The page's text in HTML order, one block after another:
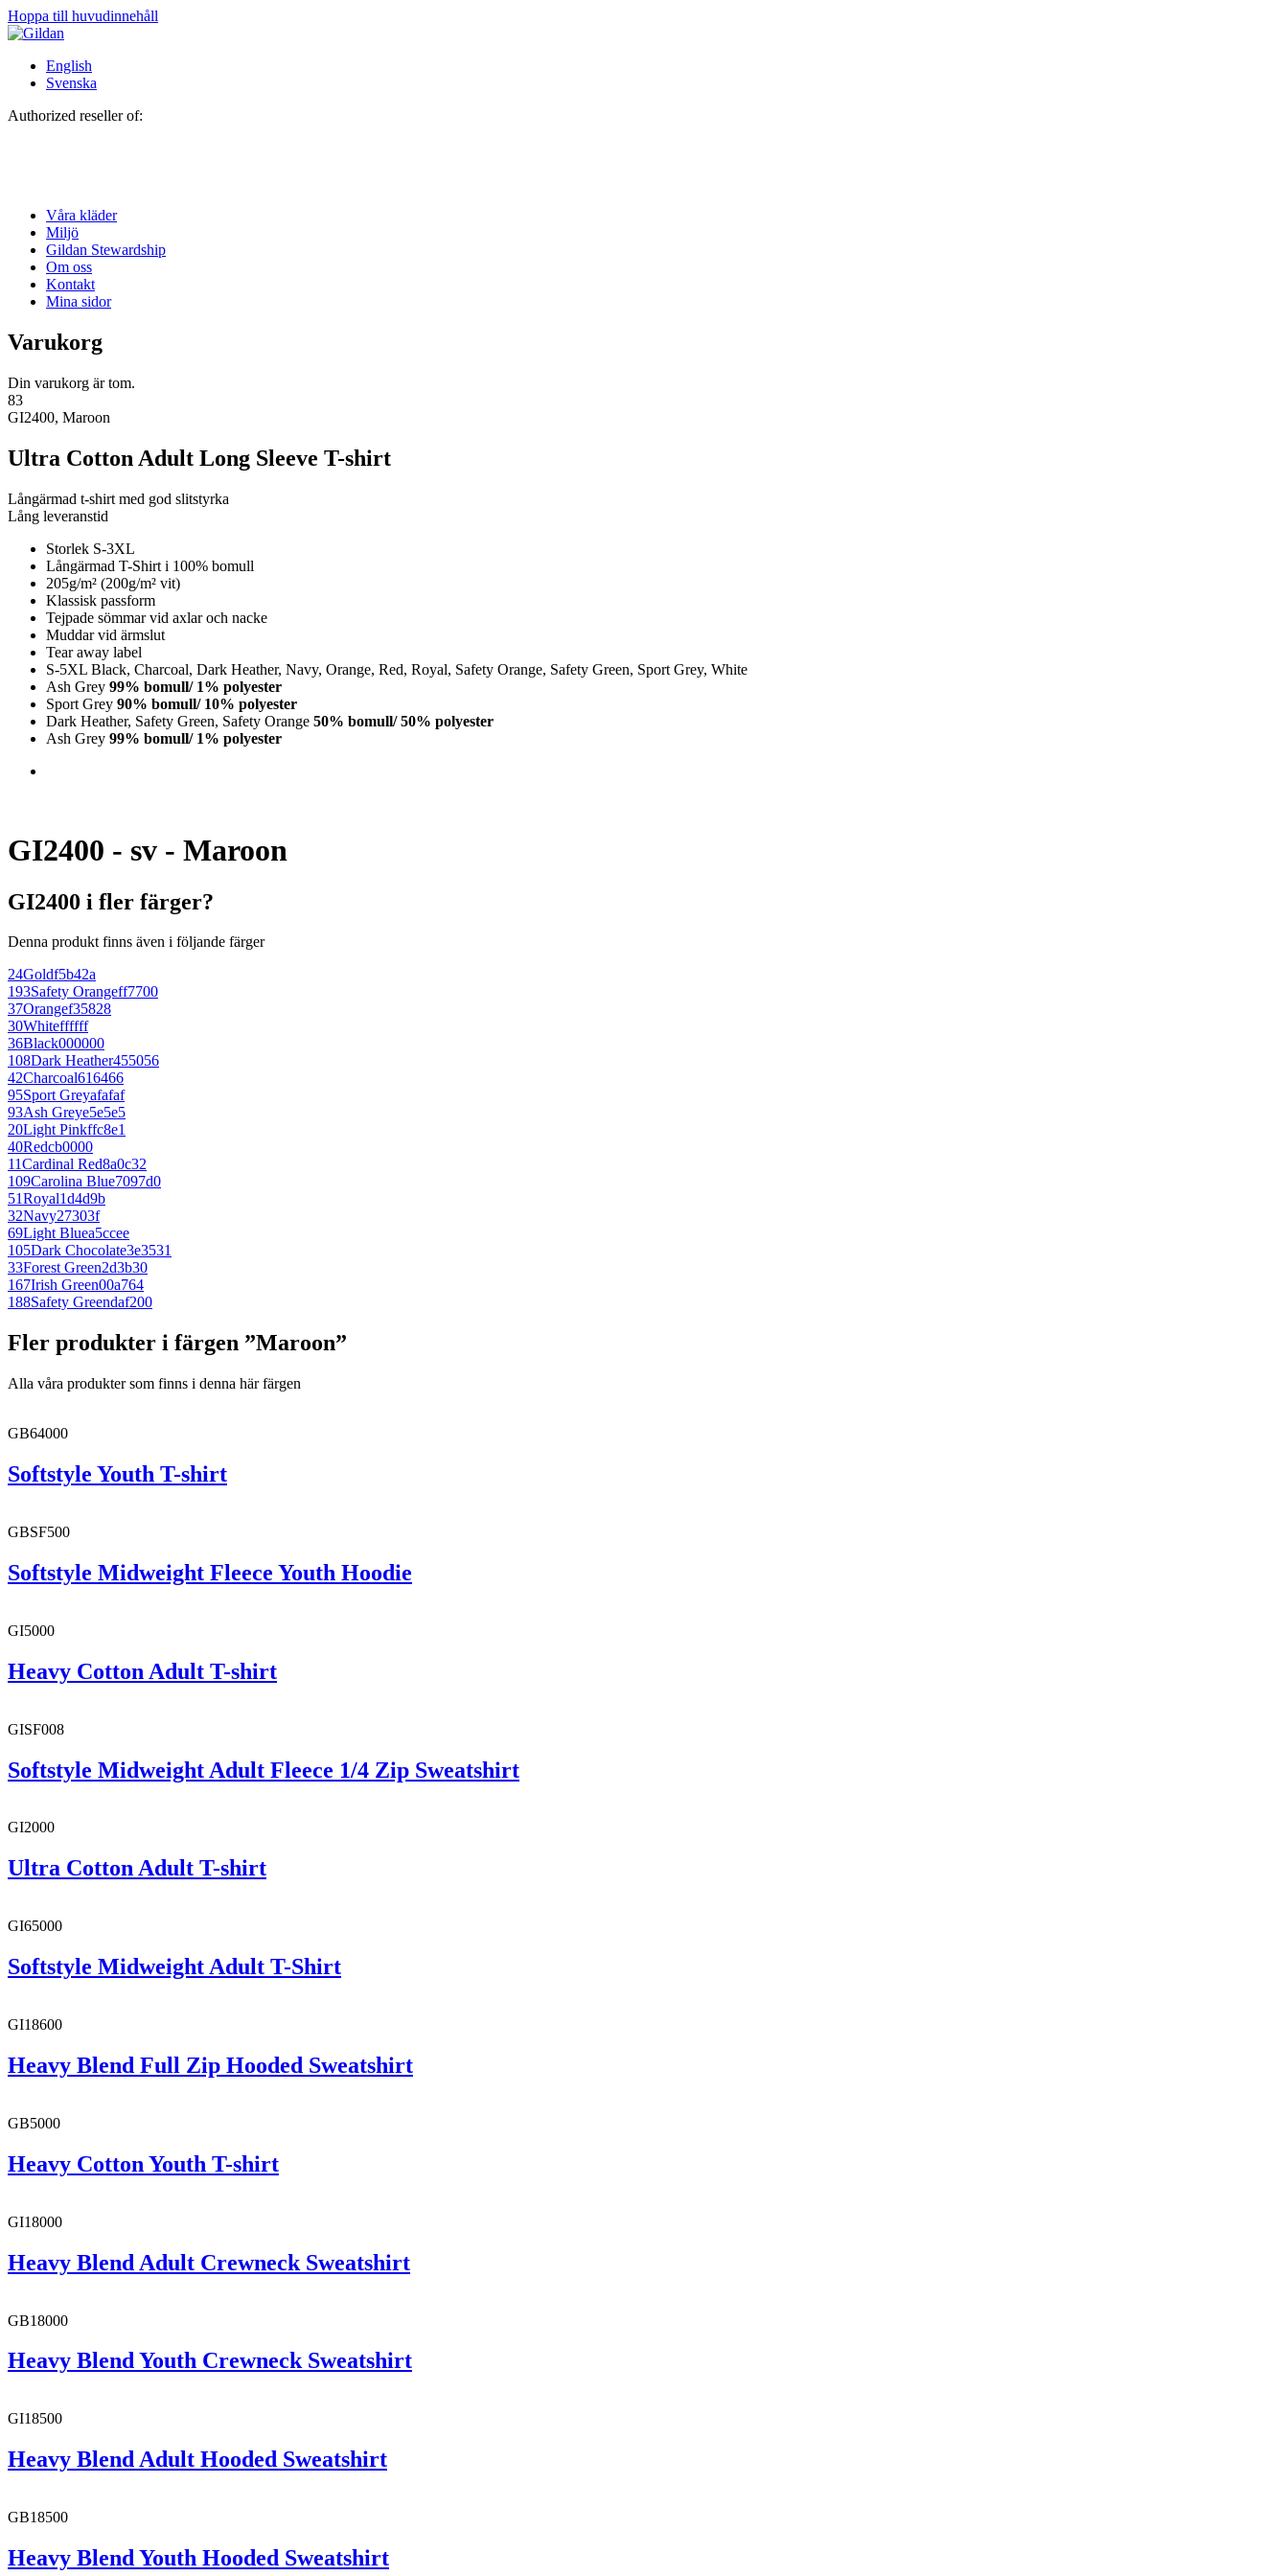
Hoppa till huvudinnehåll
English
Svenska
Authorized reseller of:
Våra kläder
Miljö
Gildan Stewardship
Om oss
Kontakt
Mina sidor
Varukorg
Din varukorg är tom.
83
GI2400, Maroon
Ultra Cotton Adult Long Sleeve T-shirt
Långärmad t-shirt med god slitstyrka
Lång leveranstid
Storlek S-3XL
Långärmad T-Shirt i 100% bomull
205g/m² (200g/m² vit)
Klassisk passform
Tejpade sömmar vid axlar och nacke
Muddar vid ärmslut
Tear away label
S-5XL Black, Charcoal, Dark Heather, Navy, Orange, Red, Royal, Safety Orange, Safety Green, Sport Grey, White
Ash Grey 99% bomull/ 1% polyester
Sport Grey 90% bomull/ 10% polyester
Dark Heather, Safety Green, Safety Orange 50% bomull/ 50% polyester
Ash Grey 99% bomull/ 1% polyester
GI2400 - sv - Maroon
GI2400 i fler färger?
Denna produkt finns även i följande färger
24Goldf5b42a
193Safety Orangeff7700
37Orangef35828
30Whiteffffff
36Black000000
108Dark Heather455056
42Charcoal616466
95Sport Greyafafaf
93Ash Greye5e5e5
20Light Pinkffc8e1
40Redcb0000
11Cardinal Red8a0c32
109Carolina Blue7097d0
51Royal1d4d9b
32Navy27303f
69Light Bluea5ccee
105Dark Chocolate3e3531
33Forest Green2d3b30
167Irish Green00a764
188Safety Greendaf200
Fler produkter i färgen ”Maroon”
Alla våra produkter som finns i denna här färgen
GB64000
Softstyle Youth T-shirt
GBSF500
Softstyle Midweight Fleece Youth Hoodie
GI5000
Heavy Cotton Adult T-shirt
GISF008
Softstyle Midweight Adult Fleece 1/4 Zip Sweatshirt
GI2000
Ultra Cotton Adult T-shirt
GI65000
Softstyle Midweight Adult T-Shirt
GI18600
Heavy Blend Full Zip Hooded Sweatshirt
GB5000
Heavy Cotton Youth T-shirt
GI18000
Heavy Blend Adult Crewneck Sweatshirt
GB18000
Heavy Blend Youth Crewneck Sweatshirt
GI18500
Heavy Blend Adult Hooded Sweatshirt
GB18500
Heavy Blend Youth Hooded Sweatshirt